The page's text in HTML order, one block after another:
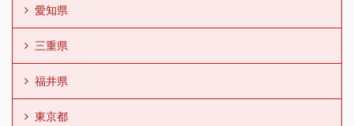
愛知県
三重県
福井県
東京都